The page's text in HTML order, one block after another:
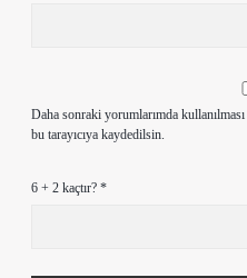
Daha sonraki yorumlarımda
bu tarayıcıya kaydedilsin.
6 + 2 kaçtır? *